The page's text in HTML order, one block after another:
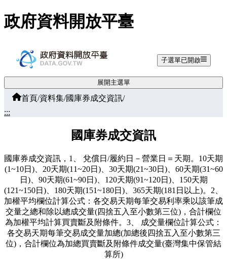
跳至主要內容
政府資料開放平臺
子選單已開啟
展開主選單
首頁/資料集/國庫券成交資訊/
:::
國庫券成交資訊
國庫券成交資訊，1、 兌償日/履約日－營業日＝天期。10天期
(1~10日)、20天期(11~20日)、30天期(21~30日)、60天期(31~60
日)、90天期(61~90日)、120天期(91~120日)、150天期
(121~150日)、180天期(151~180日)、365天期(181日以上)。2、
加權平均欄位計算公式：各交易天期每筆交易利率乘以該筆成
交量之總和除以總成交量(四捨五入至小數第三位)，合計欄位
為加權平均計算買賣斷及附條件。3、 成交量欄位計算公式：
各交易天期每筆交易成交量加總(加總後四捨五入至小數第三
位)，合計欄位為加總買賣斷及附條件成交量(臺灣集中保管結
算所)